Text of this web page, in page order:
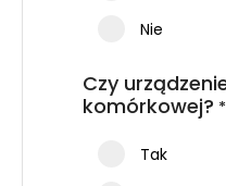
Nie
Czy
komórkowej? *
Tak